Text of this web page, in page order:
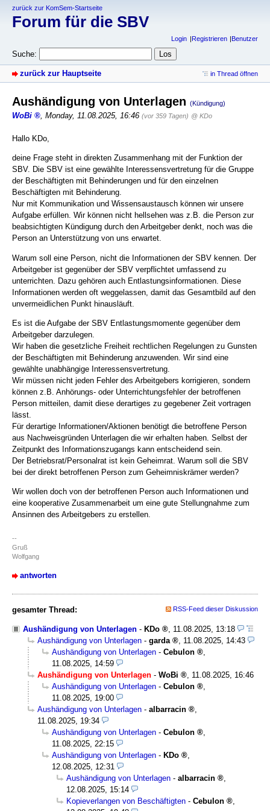
zurück zur KomSem-Startseite
Forum für die SBV
Login Registrieren Benutzer
Suche:
zurück zur Hauptseite in Thread öffnen
Aushändigung von Unterlagen (Kündigung)
WoBi , Monday, 11.08.2025, 16:46 (vor 359 Tagen) @ KDo
Hallo KDo,
deine Frage steht in direkten Zusammenhang mit der Funktion der
SBV. Die SBV ist eine gewählte Interessensvertretung für die Gruppe
der Beschäftigten mit Behinderungen und für den einzelnen
Beschäftigten mit Behinderung.
Nur mit Kommunikation und Wissensaustausch können wir unsere
Aufgabe erfüllen. Wir können nicht hellsehen was z.B. die Person zur
beabsichtigten Kündigung durch den Arbeitgeber denkt, noch was die
Person an Unterstützung von uns erwartet.
Warum soll eine Person, nicht die Informationen der SBV kennen. Der
Arbeitgeber ist gegenüber der SBV verpflichtet umfassend zu
unterrichten. Dazu gehören auch Entlastungsinformationen. Diese
Informationen werden oft weggelassen, damit das Gesamtbild auf den
unvermeidlichen Punkt hinausläuft.
Es ist die Aufgabe der SBV Entlastungsmomente gegenüber dem
Arbeitgeber darzulegen.
Wir haben die gesetzliche Freiheit rechtlichen Regelungen zu Gunsten
der Beschäftigten mit Behinderung anzuwenden. Wir sind eine
gewählte unabhängige Interessensvertretung.
Wir müssen nicht jeden Fehler des Arbeitgebers korrigieren, sondern
können z.B. Anhörungs- oder Unterrichtungsfehler der betroffenen
Person mitteilen, damit diese derartiges zu gegebener Zeit vortragen
lässt.
Für derartige Informationen/Aktionen benötigt die betroffene Person
aus Nachweisgründen Unterlagen die wir erhalten haben. Selbst der
Zeitpunkt des Informationszugangs kann entscheidend sein.
Der Betriebsrat/Personalrat ist kein Geheimrat. Warum soll die SBV
bei der direkt betroffenen Person zum Geheimniskrämer werden?
Wir wollen doch von der betroffenen Person auch Informationen und
eine kooperative Zusammenarbeit um eine gute Stellungnahme zum
Ansinnen des Arbeitgebers zu erstellen.
--
Gruß
Wolfgang
antworten
gesamter Thread: RSS-Feed dieser Diskussion
Aushändigung von Unterlagen - KDo , 11.08.2025, 13:18
Aushändigung von Unterlagen - garda , 11.08.2025, 14:43
Aushändigung von Unterlagen - Cebulon
,
11.08.2025, 14:59
Aushändigung von Unterlagen - WoBi , 11.08.2025, 16:46
Aushändigung von Unterlagen - Cebulon
,
11.08.2025, 19:00
Aushändigung von Unterlagen - albarracin
,
11.08.2025, 19:34
Aushändigung von Unterlagen - Cebulon
,
11.08.2025, 22:15
Aushändigung von Unterlagen - KDo
,
12.08.2025, 12:31
Aushändigung von Unterlagen - albarracin
,
12.08.2025, 15:14
Kopieverlangen von Beschäftigten - Cebulon
,